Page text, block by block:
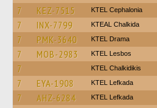
7
KEZ-7515 KTEL Cephalonia
7 INX-7799 KTEAL Chalkida
7 PMK-3640 KTEL Drama
7 MOB-2983 KTEL Lesbos
7 ΚΤΕL Chalkidikis
7 EYA-1908 KTEL Lefkada
7 AHZ-6284 KTEL Lefkada